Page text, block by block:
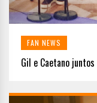
FAN NEWS
Gil e Caetano